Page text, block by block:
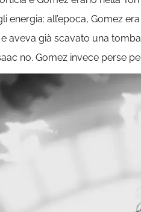
energia: all’epoca, Gomez
aveva già scavato una
no. Gomez invece perse